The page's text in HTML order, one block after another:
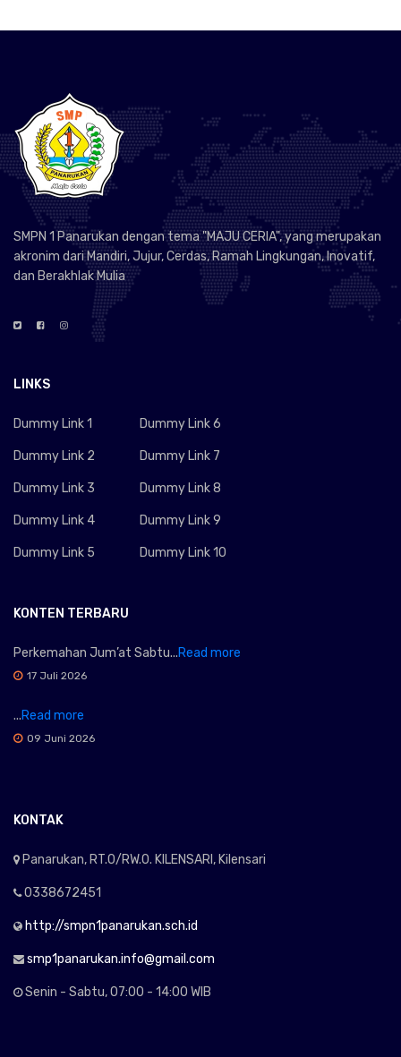
SMPN 1 Panarukan dengan tema "MAJU CERIA", yang merupakan
akronim dari Mandiri, Jujur, Cerdas, Ramah Lingkungan, Inovatif,
dan Berakhlak Mulia
LINKS
Dummy Link 1
Dummy Link 2
Dummy Link 3
Dummy Link 4
Dummy Link 5
Dummy Link 6
Dummy Link 7
Dummy Link 8
Dummy Link 9
Dummy Link 10
KONTEN TERBARU
Perkemahan Jum’at Sabtu...Read more
17 Juli 2026
...Read more
09 Juni 2026
KONTAK
Panarukan, RT.0/RW.0. KILENSARI, Kilensari
0338672451
http://smpn1panarukan.sch.id
smp1panarukan.info@gmail.com
Senin - Sabtu, 07:00 - 14:00 WIB